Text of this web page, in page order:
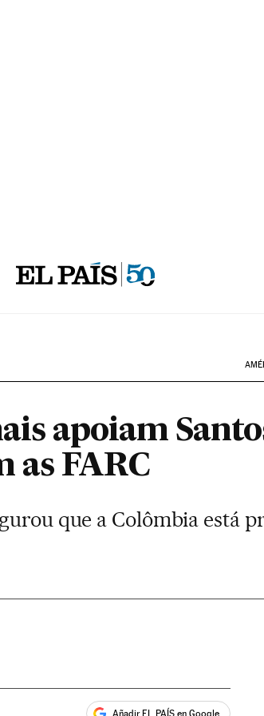
apoiam
as FARC
que a Colômbia está
Añadir EL PAÍS en Google